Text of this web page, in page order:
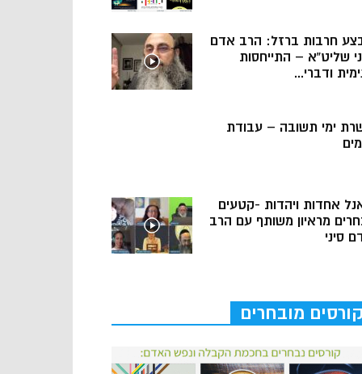
חרבות ברזל: הרב אדם
שליט”א – התייחסות
ודברי...
ימי תשובה – עבודת
אחדות ויהדות -קטעים
מראיון משותף עם הרב
סיני
קורסים מובחרים